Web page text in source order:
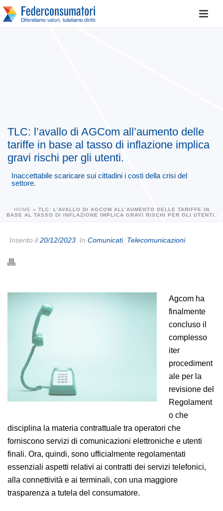
TLC: l’avallo di AGCom all’aumento delle
tariffe in base al tasso di inflazione implica
gravi rischi per gli utenti.
Inaccettabile scaricare sui cittadini i costi della crisi del
settore.
HOME » TLC: L’AVALLO DI AGCOM ALL’AUMENTO DELLE TARIFFE IN
BASE AL TASSO DI INFLAZIONE IMPLICA GRAVI RISCHI PER GLI UTENTI.
Inserito il20/12/2023 In Comunicati, Telecomunicazioni
Agcom ha
finalmente
concluso il
complesso
iter
procediment
ale per la
revisione del
Regolament
o che
disciplina la materia contrattuale tra operatori che
forniscono servizi di comunicazioni elettroniche e utenti
finali. Ora, quindi, sono ufficialmente regolamentati
essenziali aspetti relativi ai contratti dei servizi telefonici,
alla connettività e ai terminali, con una maggiore
trasparenza a tutela del consumatore.